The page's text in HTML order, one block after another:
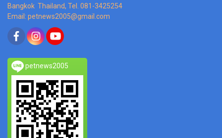
Bangkok Thailand, Tel. 081-3425254
Email: petnews2005@gmail.com
petnews2005